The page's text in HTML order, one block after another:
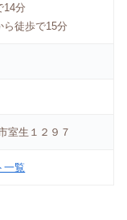
14分
ら徒歩で15分
室生１２９７
一覧